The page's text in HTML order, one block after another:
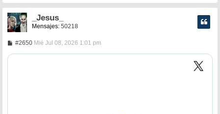
e
_Jesus_
Mensajes: 50218
#2650M
n
Mié Jul 08, 2026 1:01 pm